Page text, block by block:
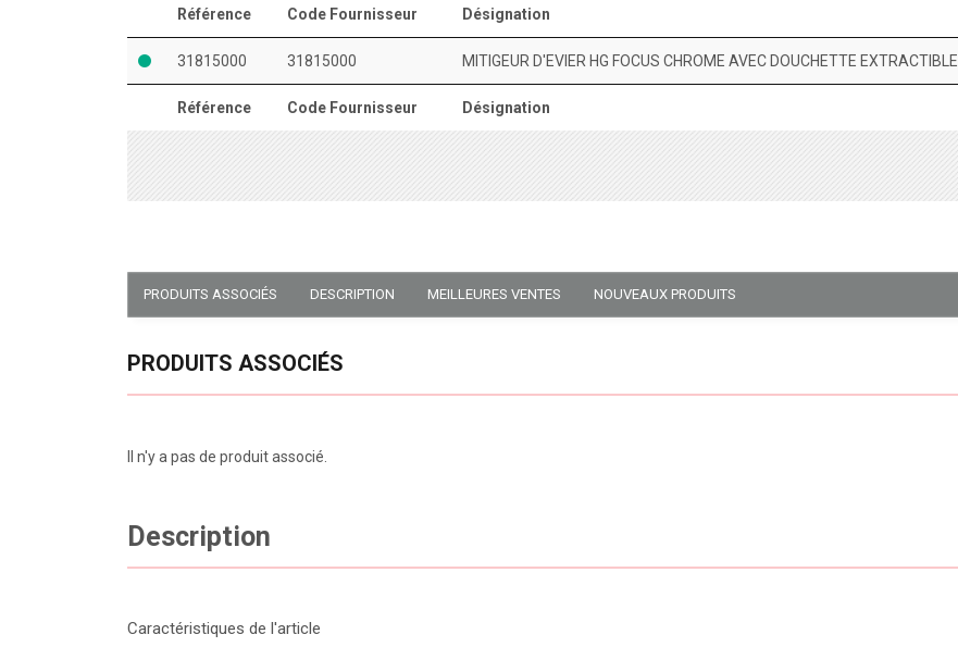
Référence Code Fournisseur Désignation
Référence Code Fournisseur Désignation
31815000 31815000 MITIGEUR D'EVIER HG FOCUS CHROME AVEC DOUCHETTE EXTRACTIBLE
PRODUITS ASSOCIÉS DESCRIPTION MEILLEURES VENTES NOUVEAUX PRODUITS
PRODUITS ASSOCIÉS
Il n'y a pas de produit associé.
Description
Caractéristiques de l'article